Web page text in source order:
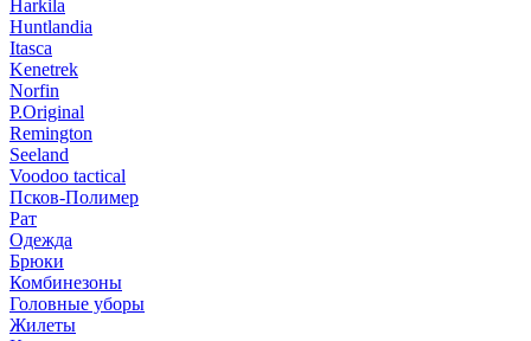
Harkila
Huntlandia
Itasca
Kenetrek
Norfin
P.Original
Remington
Seeland
Voodoo tactical
Псков-Полимер
Рат
Одежда
Брюки
Комбинезоны
Головные уборы
Жилеты